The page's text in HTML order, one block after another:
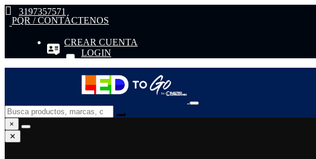
3197357571
PQR / CONTÁCTENOS
CREAR CUENTA
LOGIN
×
✕